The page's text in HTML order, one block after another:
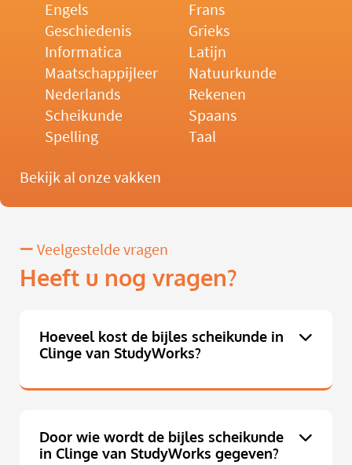
Engels
Frans
Geschiedenis
Grieks
Informatica
Latijn
Maatschappijleer
Natuurkunde
Nederlands
Rekenen
Scheikunde
Spaans
Spelling
Taal
Bekijk al onze vakken
Veelgestelde vragen
Heeft u nog vragen?
Hoeveel kost de bijles scheikunde in
Clinge van StudyWorks?
Door wie wordt de bijles scheikunde
in Clinge van StudyWorks gegeven?